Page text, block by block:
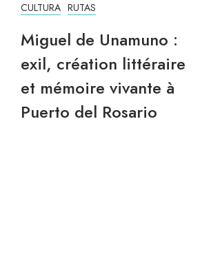
CULTURA RUTAS
Miguel de Unamuno :
exil, création littéraire
et mémoire vivante à
Puerto del Rosario